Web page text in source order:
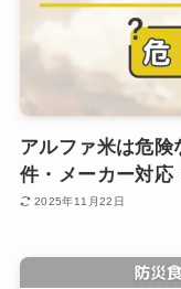
アルファ米は危
件・メーカー対応
2025年11月22日